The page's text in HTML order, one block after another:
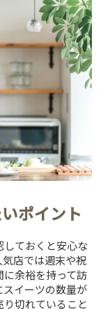
ポイント
ておくと安心な
店では週末や祝
余裕を持って訪
イーツの数量が
切れていること